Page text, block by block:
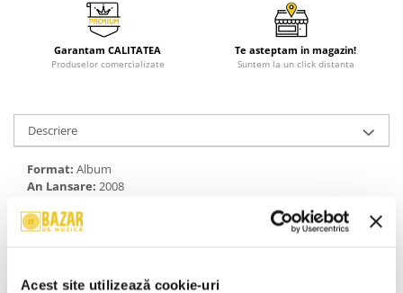
Acest site utilizează cookie-uri
Garantam CALITATEA
Produselor comercializate
Te asteptam in magazin!
Suntem la un click distanta
Descriere
Format: Album
An Lansare: 2008
Stare Disc:
Stare Coperta: